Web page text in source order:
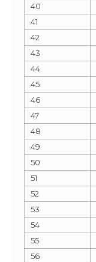
40
41
42
43
44
45
46
47
48
49
50
51
52
53
54
55
56